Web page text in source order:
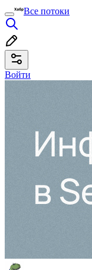
Все потоки
Войти